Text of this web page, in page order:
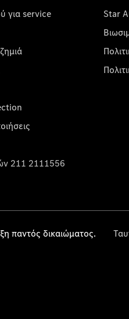
για service
211 2111556
Star
παντός δικαιώματος.